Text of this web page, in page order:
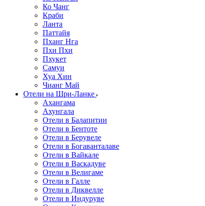
Ко Чанг
Краби
Ланта
Паттайя
Пханг Нга
Пхи Пхи
Пхукет
Самуи
Хуа Хин
Чианг Май
Отели на Шри-Ланке
Ахангама
Ахунгала
Отели в Балапитии
Отели в Бентоте
Отели в Берувеле
Отели в Богаванталаве
Отели в Вайкале
Отели в Васкадуве
Отели в Велигаме
Отели в Галле
Отели в Диквелле
Отели в Индуруве